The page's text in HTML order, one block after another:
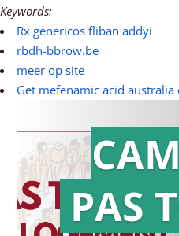
Keywords:
Rx genericos fliban addyi
rbdh-bbrow.be
meer op site
Get mefenamic acid
PAS